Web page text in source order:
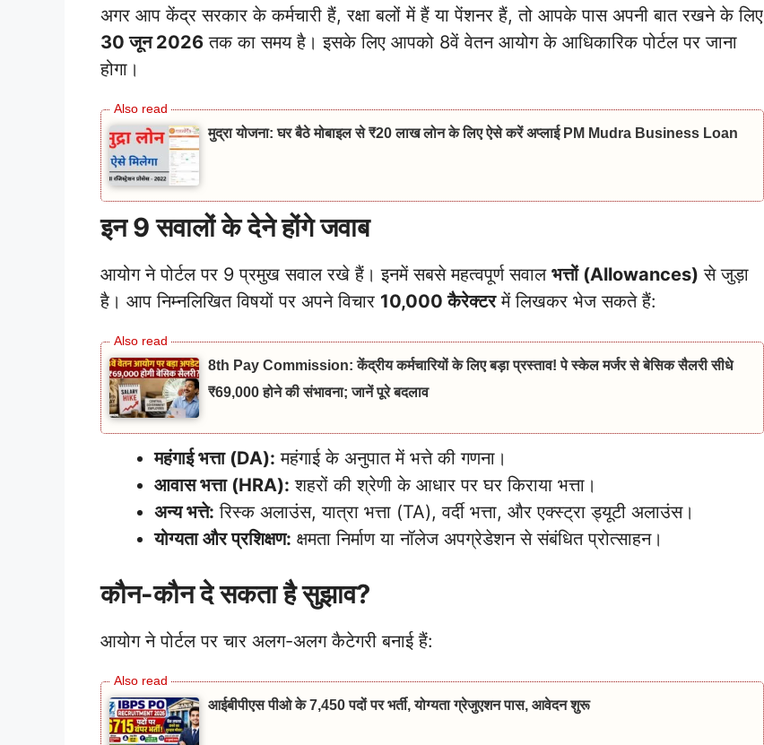
अगर आप केंद्र सरकार के कर्मचारी हैं, रक्षा बलों में हैं या पेंशनर हैं, तो आपके पास अपनी बात रखने के लिए
30 जून 2026 तक का समय है। इसके लिए आपको 8वें वेतन आयोग के आधिकारिक पोर्टल पर जाना
होगा।
मुद्रा योजना: घर बैठे मोबाइल से ₹20 लाख लोन के लिए ऐसे करें अप्लाई PM Mudra Business Loan
इन 9 सवालों के देने होंगे जवाब
आयोग ने पोर्टल पर 9 प्रमुख सवाल रखे हैं। इनमें सबसे महत्वपूर्ण सवाल भत्तों (Allowances) से जुड़ा
है। आप निम्नलिखित विषयों पर अपने विचार 10,000 कैरेक्टरमें लिखकर भेज सकते हैं:
8th Pay Commission: केंद्रीय कर्मचारियों के लिए बड़ा प्रस्ताव! पे स्केल मर्जर से बेसिक सैलरी सीधे
₹69,000 होने की संभावना; जानें पूरे बदलाव
महंगाई भत्ता (DA): महंगाई के अनुपात में भत्ते की गणना।
आवास भत्ता (HRA): शहरों की श्रेणी के आधार पर घर किराया भत्ता।
अन्य भत्ते: रिस्क अलाउंस, यात्रा भत्ता (TA), वर्दी भत्ता, और एक्स्ट्रा ड्यूटी अलाउंस।
योग्यता और प्रशिक्षण: क्षमता निर्माण या नॉलेज अपग्रेडेशन से संबंधित प्रोत्साहन।
कौन-कौन दे सकता है सुझाव?
आयोग ने पोर्टल पर चार अलग-अलग कैटेगरी बनाई हैं:
आईबीपीएस पीओ के 7,450 पदों पर भर्ती, योग्यता ग्रेजुएशन पास, आवेदन शुरू